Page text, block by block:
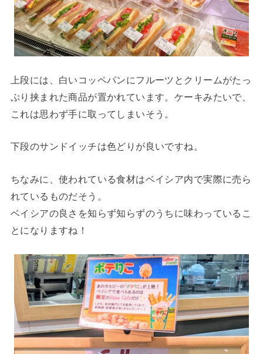
上段には、白いコッペパンにフルーツとクリームがたっ
ぷり挟まれた商品が置かれています。ケーキみたいで、
これは思わず手に取ってしまいそう。
下段のサンドイッチは色どりが良いですね。
ちなみに、使われている食材はベイシア内で実際に売ら
れているものだそう。
ベイシアの良さを知らず知らずのうちに味わっているこ
とになりますね！